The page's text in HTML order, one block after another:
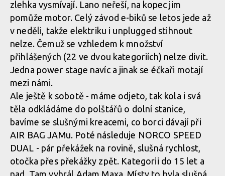
Norco Enduro Race Morávka - Jára Sijka / Enduroserie.cz
Norco Enduro Race Morávka - Jára Sijka / Enduroserie.cz
Norco Enduro Race Morávka - Jára Sijka / Enduroserie.cz
Norco Enduro Race Morávka - Jára Sijka / Enduroserie.cz
Norco Enduro Race Morávka - Jára Sijka / Enduroserie.cz
zlehka vysmívají. Lano neřeší, na kopec jim
pomůže motor. Celý závod e-biků se letos jede až
v neděli, takže elektriku i unplugged stihnout
nelze. Čemuž se vzhledem k množství
přihlášených (22 ve dvou kategoriích) nelze divit.
Jedna power stage navíc a jinak se éčkaři motají
mezi námi.
Ale ještě k sobotě - máme odjeto, tak kola i svá
těla odkládáme do polštářů o dolní stanice,
bavíme se slušnými kreacemi, co borci dávají při
AIR BAG JAMu. Poté následuje NORCO SPEED
DUAL - pár překážek na rovině, slušná rychlost,
otočka přes překážky zpět. Kategorii do 15 let a
nad. Tam vyhrál Adam Maxa. Místy to byla slušná